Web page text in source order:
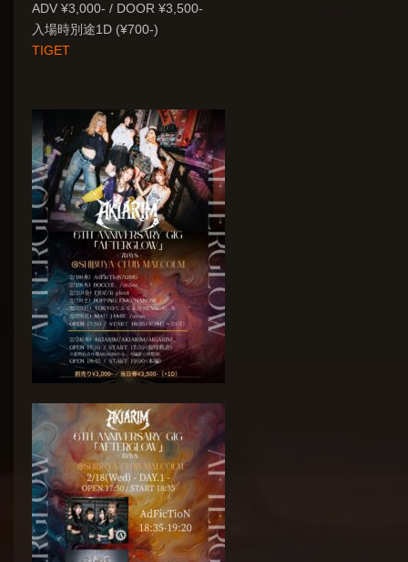
ADV ¥3,000- / DOOR ¥3,500-
入場時別途1D (¥700-)
TIGET